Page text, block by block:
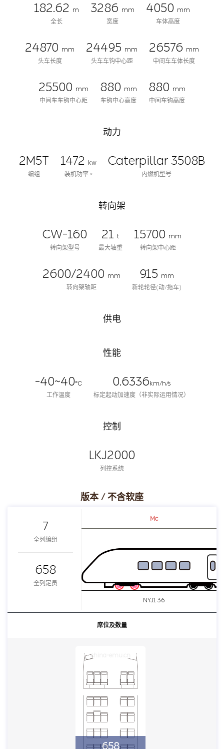
182.62
m
全长
3286 mm
宽度
4050 mm
车体高度
24870 mm
头车长度
24495 mm
头车车钩中心距
26576 mm
中间车车体长度
25500 mm
中间车车钩中心距
880 mm
车钩中心高度
880 mm
中间车钩高度
动力
2M5T
编组
1472
kw
装机功率 ×
Caterpillar 3508B
内燃机型号
转向架
CW-160
转向架型号
21 t
最大轴重
15700 mm
转向架中心距
2600/2400 mm
转向架轴距
915 mm
新轮轮径(动/拖车)
供电
性能
-40~40℃
工作温度
0.6336km/h/s
标定起动加速度（非实际运用情况）
控制
LKJ2000
列控系统
版本 / 不含软座
7
全列编组
658
全列定员
Mc
NYJ1 36
席位及数量
658
china-emu.cn